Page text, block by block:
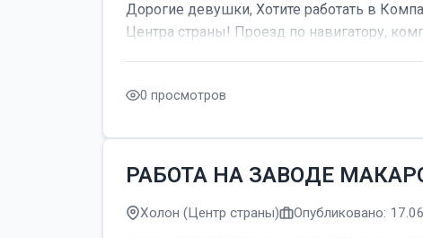
Дорогие девушки, Хотите работать в
Центра страны! Проезд по навигатору,
0 просмотров
РАБОТА НА ЗАВОДЕ
Холон (Центр страны) Опубликовано: